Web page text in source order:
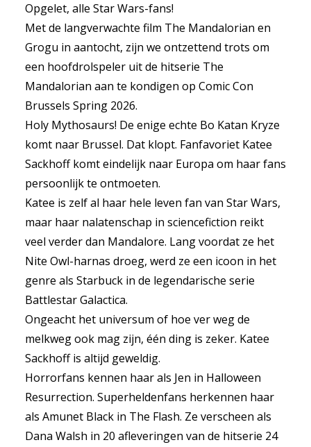
Opgelet, alle Star Wars-fans!
Met de langverwachte film The Mandalorian en
Grogu in aantocht, zijn we ontzettend trots om
een hoofdrolspeler uit de hitserie The
Mandalorian aan te kondigen op Comic Con
Brussels Spring 2026.
Holy Mythosaurs! De enige echte Bo Katan Kryze
komt naar Brussel. Dat klopt. Fanfavoriet Katee
Sackhoff komt eindelijk naar Europa om haar fans
persoonlijk te ontmoeten.
Katee is zelf al haar hele leven fan van Star Wars,
maar haar nalatenschap in sciencefiction reikt
veel verder dan Mandalore. Lang voordat ze het
Nite Owl-harnas droeg, werd ze een icoon in het
genre als Starbuck in de legendarische serie
Battlestar Galactica.
Ongeacht het universum of hoe ver weg de
melkweg ook mag zijn, één ding is zeker. Katee
Sackhoff is altijd geweldig.
Horrorfans kennen haar als Jen in Halloween
Resurrection. Superheldenfans herkennen haar
als Amunet Black in The Flash. Ze verscheen als
Dana Walsh in 20 afleveringen van de hitserie 24